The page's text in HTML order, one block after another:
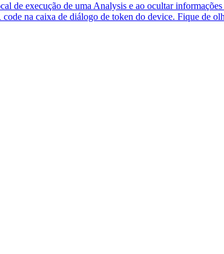
de execução de uma Analysis e ao ocultar
na caixa de diálogo de token do device. Fique de